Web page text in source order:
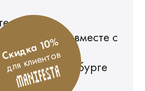
драйв
Manifesta вместе с
России
Санкт-Петербурге
Скидка 10%
для клиентов